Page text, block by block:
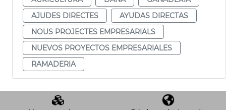
AJUDES DIRECTES
AYUDAS DIRECTAS
NOUS PROJECTES EMPRESARIALS
NUEVOS PROYECTOS EMPRESARIALES
RAMADERIA